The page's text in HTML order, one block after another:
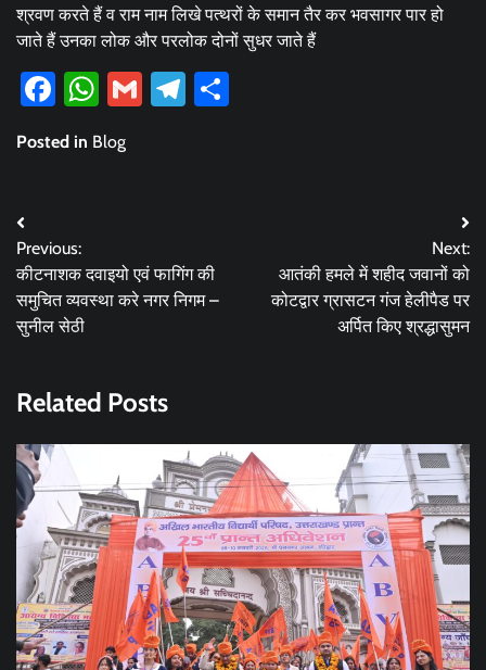
श्रवण करते हैं व राम नाम लिखे पत्थरों के समान तैर कर भवसागर पार हो
जाते हैं उनका लोक और परलोक दोनों सुधर जाते हैं
Facebook
WhatsApp
GmailTelegram
Posted in Blog
Post
navigation
Previous:
कीटनाशक दवाइयो एवं फागिंग की
समुचित व्यवस्था करे नगर निगम –
सुनील सेठी
Next:
आतंकी हमले में शहीद जवानों को
कोटद्वार ग्रासटन गंज हेलीपैड पर
अर्पित किए श्रद्धासुमन
Related Posts